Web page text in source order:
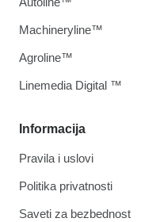
Informacija
Pravila i uslovi
Politika privatnosti
Saveti za bezbednost
Machineryline™
Agroline™
Linemedia Digital ™